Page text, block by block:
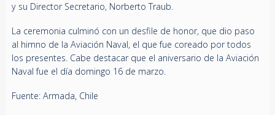
y su Director Secretario, Norberto Traub.
La ceremonia culminó con un desfile de honor, que dio paso
al himno de la Aviación Naval, el que fue coreado por todos
los presentes. Cabe destacar que el aniversario de la Aviación
Naval fue el día domingo 16 de marzo.
Fuente: Armada, Chile